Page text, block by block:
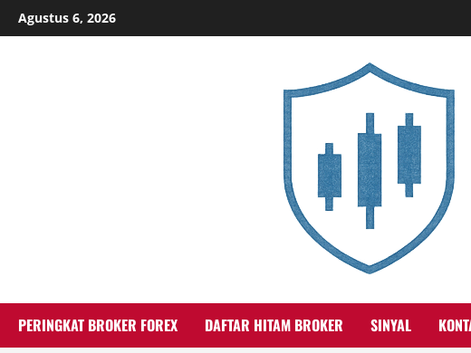
Skip
to
Agustus 6, 2026
PERINGKAT BROKER FOREX DAFTAR HITAM BROKER SINYAL